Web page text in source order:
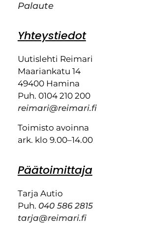
Palaute
Yhteystiedot
Uutislehti Reimari
Maariankatu 14
49400 Hamina
Puh. 0104 210 200
reimari@reimari.fi
Toimisto avoinna
ark. klo 9.00–14.00
Päätoimittaja
Tarja Autio
Puh. 040 586 2815
tarja@reimari.fi